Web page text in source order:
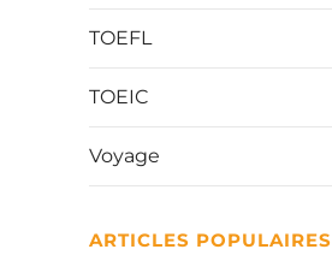
TOEFL
TOEIC
Voyage
ARTICLES POPULAIRES